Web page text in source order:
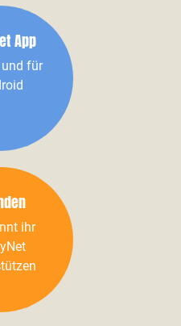
App
für
ihr